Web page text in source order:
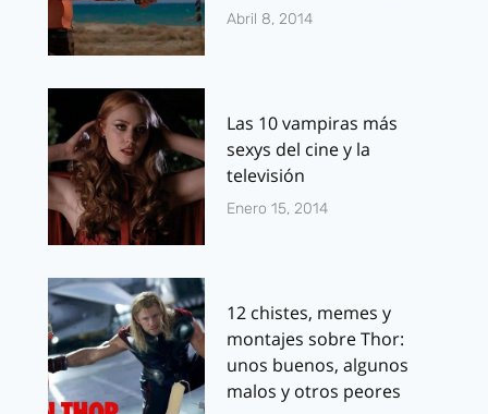
Abril 8, 2014
Las 10 vampiras más
sexys del cine y la
televisión
Enero 15, 2014
12 chistes, memes y
montajes sobre Thor:
unos buenos, algunos
malos y otros peores